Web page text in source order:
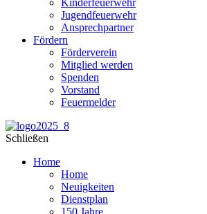
Kinderfeuerwehr
Jugendfeuerwehr
Ansprechpartner
Fördern
Förderverein
Mitglied werden
Spenden
Vorstand
Feuermelder
Schließen
Home
Home
Neuigkeiten
Dienstplan
150 Jahre